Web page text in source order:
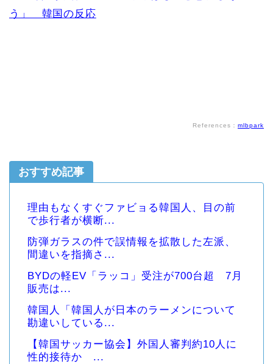
う」 韓国の反応
References： mlbpark
おすすめ記事
理由もなくすぐファビョる韓国人、目の前
で歩行者が横断...
防弾ガラスの件で誤情報を拡散した左派、
間違いを指摘さ...
BYDの軽EV「ラッコ」受注が700台超 7月
販売は...
韓国人「韓国人が日本のラーメンについて
勘違いしている...
【韓国サッカー協会】外国人審判約10人に
性的接待か ...